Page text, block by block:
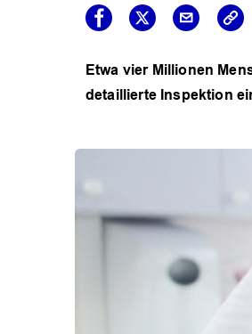
Etwa vier Millionen
detaillierte Inspektion